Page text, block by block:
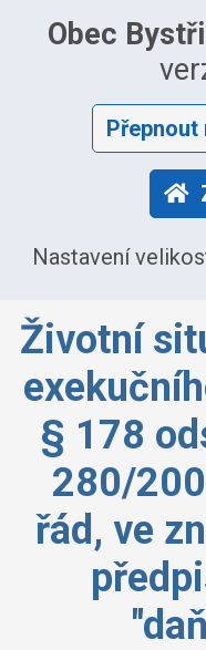
Obec
Přepnout
Nastavení
Životní
§ 178
280/
řád, ve